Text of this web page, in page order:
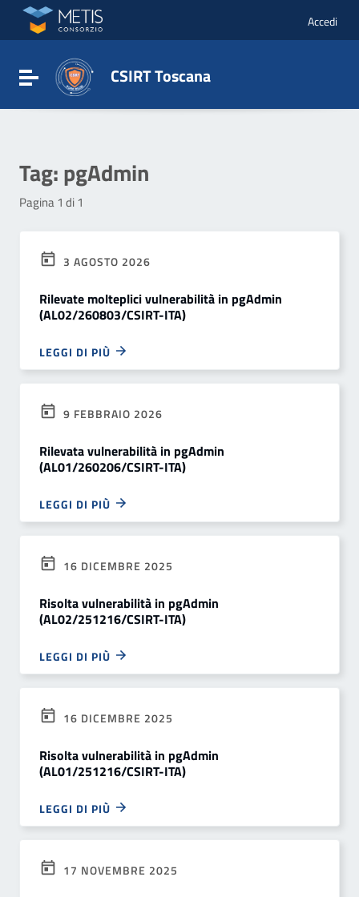
Vai ai contenuti
Vai al menu di navigazione
Vai al footer
Accedi
Attiva / disattiva la navigazione
CSIRT Toscana
Tag:pgAdmin
Pagina 1 di 1
3 AGOSTO 2026
Rilevate molteplici vulnerabilità in pgAdmin
(AL02/260803/CSIRT-ITA)
LEGGI DI PIÙ
9 FEBBRAIO 2026
Rilevata vulnerabilità in pgAdmin
(AL01/260206/CSIRT-ITA)
LEGGI DI PIÙ
16 DICEMBRE 2025
Risolta vulnerabilità in pgAdmin
(AL02/251216/CSIRT-ITA)
LEGGI DI PIÙ
16 DICEMBRE 2025
Risolta vulnerabilità in pgAdmin
(AL01/251216/CSIRT-ITA)
LEGGI DI PIÙ
17 NOVEMBRE 2025